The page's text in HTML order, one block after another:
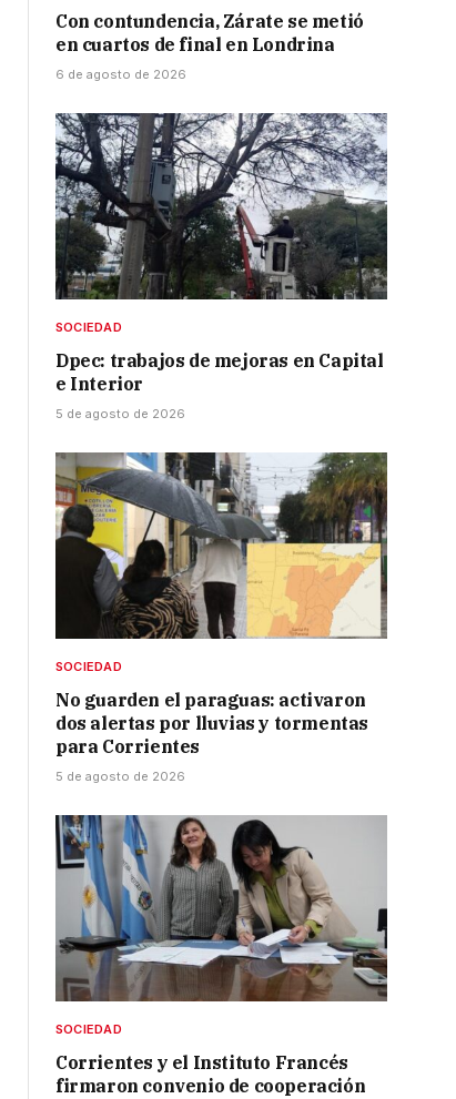
Con contundencia, Zárate se metió
en cuartos de final en Londrina
6 de agosto de 2026
SOCIEDAD
Dpec: trabajos de mejoras en Capital
e Interior
5 de agosto de 2026
SOCIEDAD
No guarden el paraguas: activaron
dos alertas por lluvias y tormentas
para Corrientes
5 de agosto de 2026
SOCIEDAD
Corrientes y el Instituto Francés
firmaron convenio de cooperación